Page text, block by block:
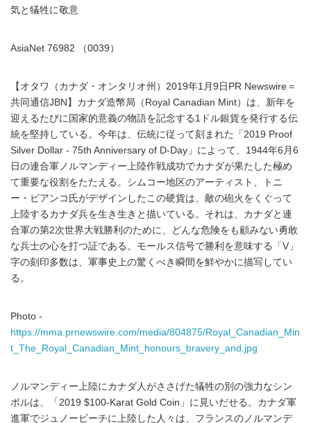
気と犠牲に敬意
AsiaNet 76982 （0039）
【オタワ（カナダ・オンタリオ州）2019年1月9日PR Newswire＝
共同通信JBN】カナダ造幣局（Royal Canadian Mint）は、新年を
迎えるたびに国家的意義の物語を記念する1ドル銀貨を発行する伝
統を堅持している。今年は、伝統に従って刻まれた「2019 Proof
Silver Dollar - 75th Anniversary of D-Day」によって、1944年6月6
日の連合軍ノルマンディー上陸作戦成功でカナダが果たした極め
て重要な役割をたたえる。シムコー地区のアーティスト、トニ
ー・ビアンコ氏がデザインしたこの硬貨は、敵の砲火をくぐって
上陸するカナダ兵を生き生きと描いている。それは、カナダと連
合軍の第2次世界大戦勝利のために、どんな危険をも顧みない勇敢
な兵士の心を打つ証である。モールス信号で勝利を意味する「V」
字の刻印多数は、軍事史上の驚くべき瞬間を鮮やかに描写してい
る。
Photo -
https://mma.prnewswire.com/media/804875/Royal_Canadian_Min
t_The_Royal_Canadian_Mint_honours_bravery_and.jpg
ノルマンディー上陸にカナダ人がささげた犠牲の別の強力なシン
ボルは、「2019 $100-Karat Gold Coin」に見いだせる。カナダ軍
進軍でジュノービーチに上陸した人々は、フランスのノルマンデ